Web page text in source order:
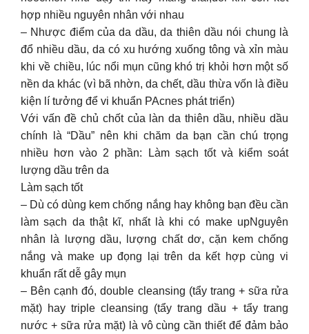
hợp nhiều nguyên nhân với nhau
– Nhược điểm của da dầu, da thiên dầu nói chung là
đổ nhiều dầu, da có xu hướng xuống tông và xỉn màu
khi về chiều, lúc nổi mụn cũng khó trị khỏi hơn một số
nền da khác (vì bã nhờn, da chết, dầu thừa vốn là điều
kiện lí tưởng để vi khuẩn PAcnes phát triển)
Với vấn đề chủ chốt của làn da thiên dầu, nhiều dầu
chính là “Dầu” nên khi chăm da bạn cần chú trọng
nhiều hơn vào 2 phần: Làm sạch tốt và kiểm soát
lượng dầu trên da
Làm sạch tốt
– Dù có dùng kem chống nắng hay không bạn đều cần
làm sạch da thật kĩ, nhất là khi có make upNguyên
nhân là lượng dầu, lượng chất dơ, cặn kem chống
nắng và make up đọng lại trên da kết hợp cùng vi
khuẩn rất dễ gây mụn
– Bên cạnh đó, double cleansing (tẩy trang + sữa rửa
mặt) hay triple cleansing (tẩy trang dầu + tẩy trang
nước + sữa rửa mặt) là vô cùng cần thiết để đảm bảo